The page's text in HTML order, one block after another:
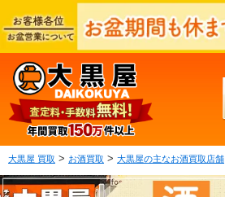
大黒屋 買取 > お酒買取 > 大黒屋の主なお酒買取店舗